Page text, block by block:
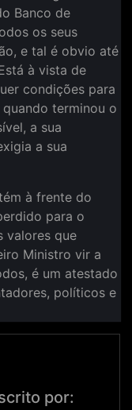
Banco de
os seus
e tal é obvio até
à vista de
condições para
terminou o
a sua
a sua
à frente do
para o
valores que
Ministro vir a
é um atestado
políticos e
por: